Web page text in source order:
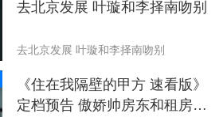
去北京发展 叶璇和李择南吻别
去北京发展 叶璇和李择南吻别
《住在我隔壁的甲方 速看版》
定档预告 傲娇帅房东和租房甜